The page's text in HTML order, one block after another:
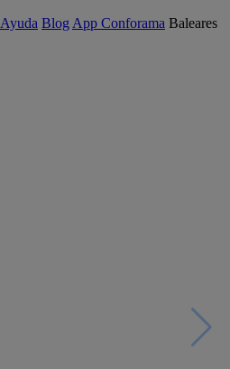
Ayuda Blog App Conforama Baleares